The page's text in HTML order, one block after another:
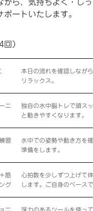
がら、気持ちよく・し
ートいたします。
）
本日の流れを確認しなが
リラックス。
ニ
独自の水中脳トレで頭ス
と動きやすくなります。
習
水中での姿勢や動き方を
準備をします。
筋
グ
心拍数を少しずつ上げて
します。ご自身のペースで
ニ
浮力のあるツールを使っ